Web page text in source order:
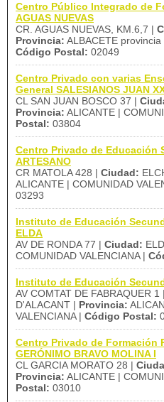
Centro Público Integrado de
AGUAS NUEVAS
CR. AGUAS NUEVAS, KM.6,7 |
Provincia: ALBACETE provincia
Código Postal: 02049
Centro Privado con varias
General SALESIANOS JUAN
CL SAN JUAN BOSCO 37 |
Provincia: ALICANTE |
Postal: 03804
Centro Privado de Educación
ARTESANO
CR MATOLA 428 | Ciudad:
ALICANTE | COMUNIDAD
03293
Instituto de Educación
ELDA
AV DE RONDA 77 | Ciudad:
COMUNIDAD VALENCIANA |
Instituto de Educación
AV COMTAT DE FABRAQUER 1 |
D'ALACANT | Provincia:
VALENCIANA | Código Postal:
Centro Privado de Formación
GERÓNIMO BRAVO MOLINA I
CL GARCIA MORATO 28 |
Provincia: ALICANTE |
Postal: 03010